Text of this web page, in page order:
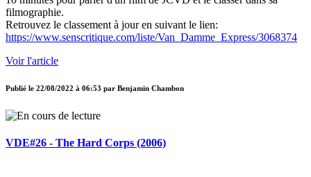
filmographie.
Retrouvez le classement à jour en suivant le lien:
https://www.senscritique.com/liste/Van_Damme_Express/3068374
Voir l'article
Publié le 22/08/2022 à 06:53 par Benjamin Chambon
VDE#26 - The Hard Corps (2006)